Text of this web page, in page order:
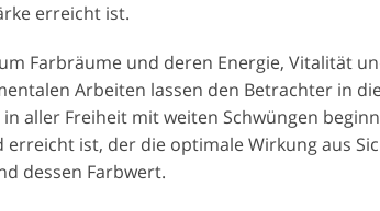
erreicht ist.
Farbräume und deren Energie, Vitalität
Arbeiten lassen den Betrachter in
aller Freiheit mit weiten Schwüngen
ist, der die optimale Wirkung aus
dessen Farbwert.